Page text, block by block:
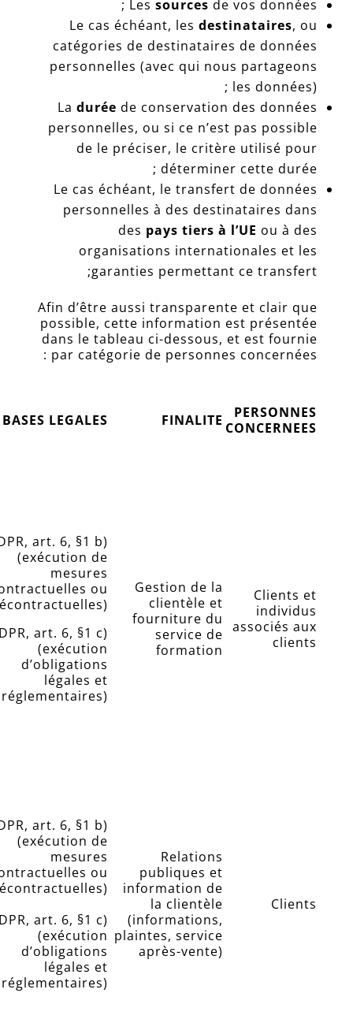
Lessources de vos données ;
Le cas échéant, lesdestinataires, ou
catégories de destinataires de données
personnelles (avec qui nous partageons
les données) ;
Ladurée de conservation des données
personnelles, ou si ce n’est pas possible
de le préciser, le critère utilisé pour
déterminer cette durée ;
Le cas échéant, le transfert de données
personnelles à des destinataires dans
des pays tiers à l’UE ou à des
organisations internationales et les
garanties permettant ce transfert;
Afin d’être aussi transparente et clair que
possible, cette information est présentée
dans le tableau ci-dessous, et est fournie
par catégorie de personnes concernées :
PERSONNES
CONCERNEES
FINALITE
BASES LEGALES
Clients et
individus
associés aux
clients
Gestion de la
clientèle et
fourniture du
service de
formation
art. 6, §1 b)
(exécution de
mesures
ou
art. 6, §1 c)
(exécution
d’obligations
légales et
réglementaires)
Clients
Relations
publiques et
information de
la clientèle
(informations,
plaintes, service
après-vente)
art. 6, §1 b)
(exécution de
mesures
ou
art. 6, §1 c)
(exécution
d’obligations
légales et
réglementaires)